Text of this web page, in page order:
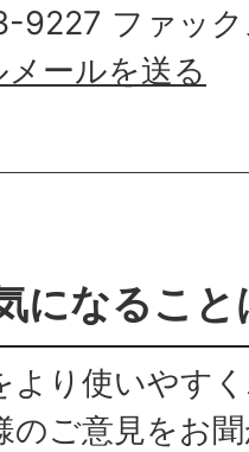
9227 ファッ
ールを送る
になるこ
より使いやす
のご意見をお